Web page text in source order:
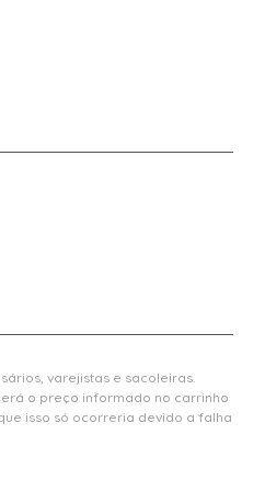
varejistas e sacoleiras.
o preço informado no carrinho
isso só ocorreria devido a falha